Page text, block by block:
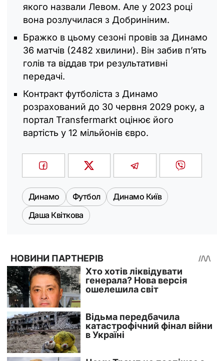
якого назвали Левом. Але у 2023 році
вона розлучилася з Добриніним.
Бражко в цьому сезоні провів за Динамо
36 матчів (2482 хвилини). Він забив п’ять
голів та віддав три результативні
передачі.
Контракт футболіста з Динамо
розрахований до 30 червня 2029 року, а
портал Transfermarkt оцінює його
вартість у 12 мільйонів євро.
Динамо Футбол
Динамо Київ
Даша Квіткова